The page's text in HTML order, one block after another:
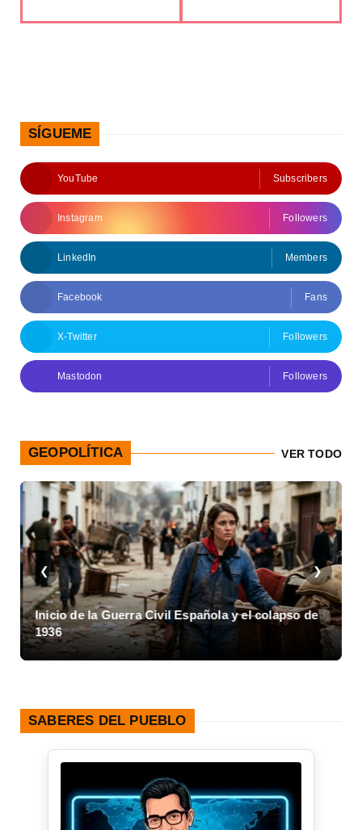
SÍGUEME
YouTube Subscribers
Instagram Followers
LinkedIn Members
Facebook Fans
X-Twitter Followers
Mastodon Followers
GEOPOLÍTICA VER TODO
❮
Inicio de la Guerra Civil Española y el colapso de
1936
❯
SABERES DEL PUEBLO